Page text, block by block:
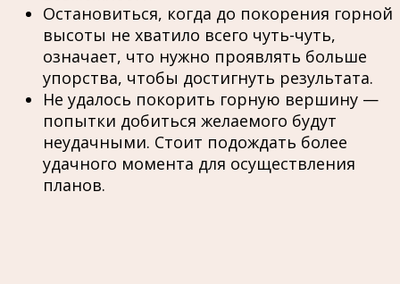
Остановиться, когда до покорения горной
высоты не хватило всего чуть-чуть,
означает, что нужно проявлять больше
упорства, чтобы достигнуть результата.
Не удалось покорить горную вершину —
попытки добиться желаемого будут
неудачными. Стоит подождать более
удачного момента для осуществления
планов.